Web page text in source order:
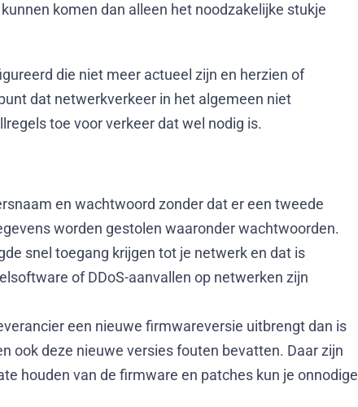
komen dan alleen het noodzakelijke stukje
die niet meer actueel zijn en herzien of
dat netwerkverkeer in het algemeen niet
toe voor verkeer dat wel nodig is.
en wachtwoord zonder dat er een tweede
worden gestolen waaronder wachtwoorden.
snel toegang krijgen tot je netwerk en dat is
of DDoS-aanvallen op netwerken zijn
een nieuwe firmwareversie uitbrengt dan is
ook deze nieuwe versies fouten bevatten. Daar zijn
houden van de firmware en patches kun je onnodige